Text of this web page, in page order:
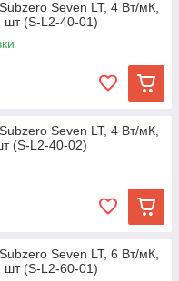
Seven LT, 4 Вт/мК,
(S-L2-40-01)
Seven LT, 4 Вт/мК,
(S-L2-40-02)
Seven LT, 6 Вт/мК,
(S-L2-60-01)